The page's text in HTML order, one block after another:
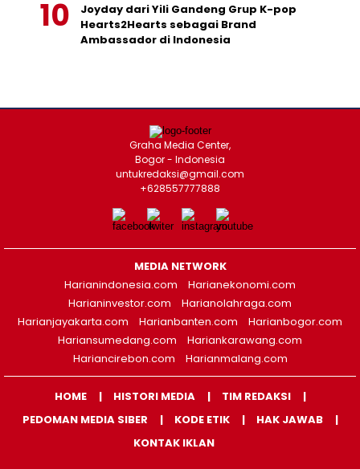
Joyday dari Yili Gandeng Grup K-pop
Hearts2Hearts sebagai Brand
Ambassador di Indonesia
Graha Media Center,
Bogor - Indonesia
untukredaksi@gmail.com
+628557777888
MEDIA NETWORK
Harianindonesia.com
Harianekonomi.com
Harianinvestor.com
Harianolahraga.com
Harianjayakarta.com
Harianbanten.com
Harianbogor.com
Hariansumedang.com
Hariankarawang.com
Hariancirebon.com
Harianmalang.com
HOME HISTORI MEDIA
TIM REDAKSI
PEDOMAN MEDIA SIBER
KODE ETIK
HAK JAWAB
KONTAK IKLAN